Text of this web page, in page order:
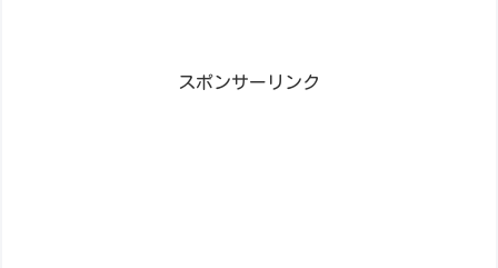
スポンサーリンク